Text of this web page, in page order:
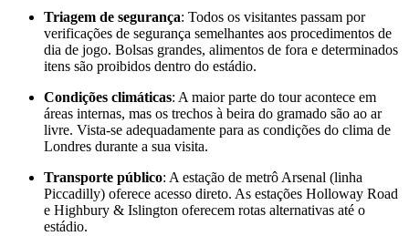
Triagem de segurança: Todos os visitantes passam por
verificações de segurança semelhantes aos procedimentos de
dia de jogo. Bolsas grandes, alimentos de fora e determinados
itens são proibidos dentro do estádio.
Condições climáticas: A maior parte do tour acontece em
áreas internas, mas os trechos à beira do gramado são ao ar
livre. Vista-se adequadamente para as condições do clima de
Londres durante a sua visita.
Transporte público: A estação de metrô Arsenal (linha
Piccadilly) oferece acesso direto. As estações Holloway Road
e Highbury & Islington oferecem rotas alternativas até o
estádio.